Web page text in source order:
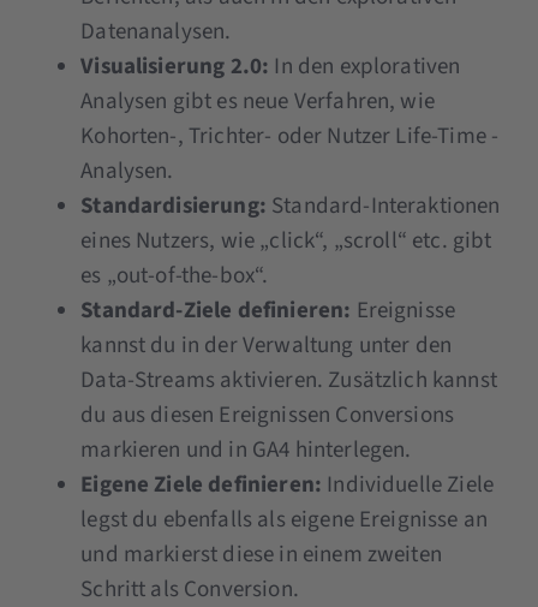
Datenanalysen.
Visualisierung 2.0: In den explorativen
Analysen gibt es neue Verfahren, wie
Kohorten-, Trichter- oder Nutzer Life-Time -
Analysen.
Standardisierung: Standard-Interaktionen
eines Nutzers, wie „click“, „scroll“ etc. gibt
es „out-of-the-box“.
Standard-Ziele definieren: Ereignisse
kannst du in der Verwaltung unter den
Data-Streams aktivieren. Zusätzlich kannst
du aus diesen Ereignissen Conversions
markieren und in GA4 hinterlegen.
Eigene Ziele definieren: Individuelle Ziele
legst du ebenfalls als eigene Ereignisse an
und markierst diese in einem zweiten
Schritt als Conversion.